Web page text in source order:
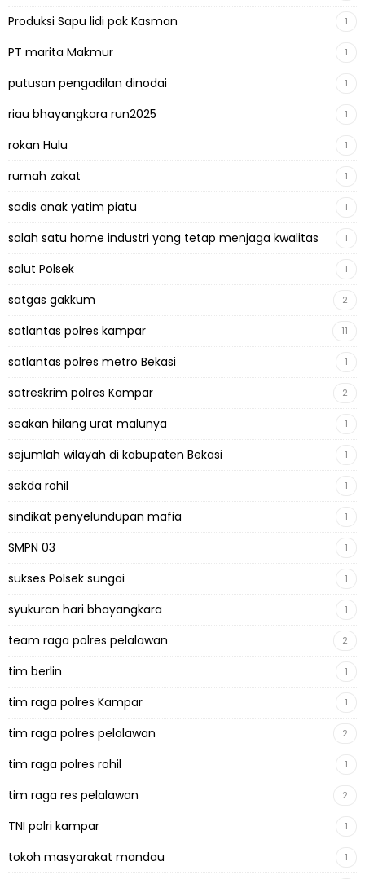
Produksi Sapu lidi pak Kasman 1
PT marita Makmur 1
putusan pengadilan dinodai 1
riau bhayangkara run2025 1
rokan Hulu 1
rumah zakat 1
sadis anak yatim piatu 1
salah satu home industri yang tetap menjaga kwalitas 1
salut Polsek 1
satgas gakkum 2
satlantas polres kampar 11
satlantas polres metro Bekasi 1
satreskrim polres Kampar 2
seakan hilang urat malunya 1
sejumlah wilayah di kabupaten Bekasi 1
sekda rohil 1
sindikat penyelundupan mafia 1
SMPN 03 1
sukses Polsek sungai 1
syukuran hari bhayangkara 1
team raga polres pelalawan 2
tim berlin 1
tim raga polres Kampar 1
tim raga polres pelalawan 2
tim raga polres rohil 1
tim raga res pelalawan 2
TNI polri kampar 1
tokoh masyarakat mandau 1